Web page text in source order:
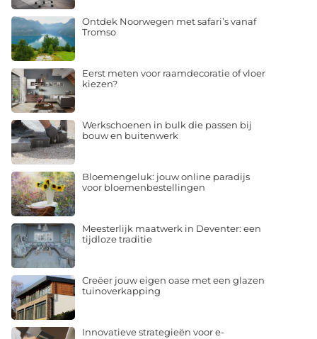
Ontdek Noorwegen met safari’s vanaf
Tromso
Eerst meten voor raamdecoratie of vloer
kiezen?
Werkschoenen in bulk die passen bij
bouw en buitenwerk
Bloemengeluk: jouw online paradijs
voor bloemenbestellingen
Meesterlijk maatwerk in Deventer: een
tijdloze traditie
Creëer jouw eigen oase met een glazen
tuinoverkapping
Innovatieve strategieën voor e-